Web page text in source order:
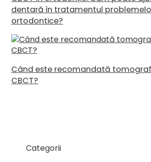
dentară în tratamentul
ortodontice?
Când este recomandată
CBCT?
Categorii